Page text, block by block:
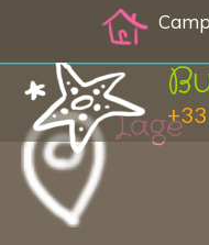
Lage